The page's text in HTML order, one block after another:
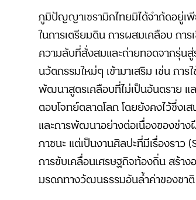
ภูมิปัญญาเซรามิกไทยมิได้จำกัดอยู่เ
ในการเตรียมดิน การผสมเคลือบ กา
ความลับที่สั่งสมและถ่ายทอดจากรุ่น
นวัตกรรมใหม่ๆ เข้ามาเสริม เช่น กา
พัฒนาสูตรเคลือบที่ไม่เป็นอันตราย
ตอบโจทย์ตลาดโลก โดยยังคงไว้ซึ่ง
และการพัฒนาอย่างต่อเนื่องของช่าง
ภาชนะ แต่เป็นงานศิลปะที่มีเรื่องรา
การขับเคลื่อนเศรษฐกิจท้องถิ่น สร้าง
มรดกทางวัฒนธรรมอันล้ำค่าของชาติ